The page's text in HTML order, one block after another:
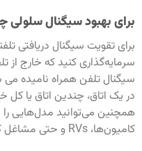
برای بهبود سیگنال سلولی
برای تقویت سیگنال دریافتی
سرمایه‌گذاری کنید که خارج
سیگنال تلفن همراه نامیده
در یک اتاق، چندین اتاق یا کل
همچنین می‌توانید مدل‌هایی را
کامیون‌ها، RVs و حتی مشاغل کوچک طراحی شده‌اند.